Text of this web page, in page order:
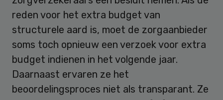
reden voor het extra budget van
structurele aard is, moet de zorgaanbieder
soms toch opnieuw een verzoek voor extra
budget indienen in het volgende jaar.
Daarnaast ervaren ze het
beoordelingsproces niet als transparant. Ze